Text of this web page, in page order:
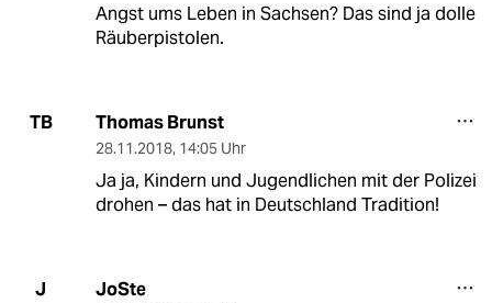
Angst ums Leben in Sachsen? Das sind ja dolle
Räuberpistolen.
TB Thomas Brunst
28.11.2018, 14:05 Uhr
Ja ja, Kindern und Jugendlichen mit der Polizei
drohen – das hat in Deutschland Tradition!
J JoSte